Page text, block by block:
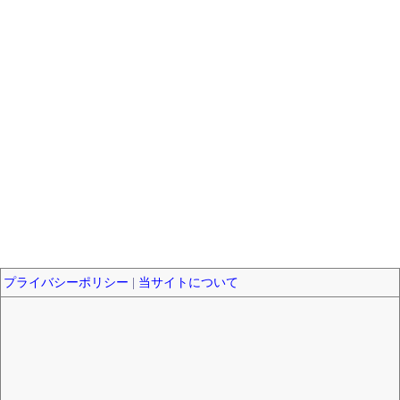
プライバシーポリシー 当サイトについて